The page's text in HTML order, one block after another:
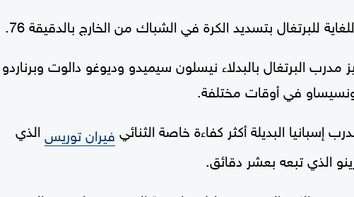
للبرتغال بتسديد الكرة في الشباك من الخارج بالدقيقة 76.
مدرب البرتغال بالبدلاء نيسلون سيميدو وديوغو دالوت وبرناردو
في أوقات مختلفة.
البديلة أكثر كفاءة خاصة الثنائي فيران توريس الذي